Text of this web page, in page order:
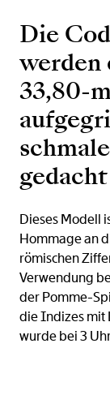
Die
werden
33,80-
Dieses Modell
Hommage an
römischen
Verwendung
der Pomme-
die Indizes mit
wurde bei 3